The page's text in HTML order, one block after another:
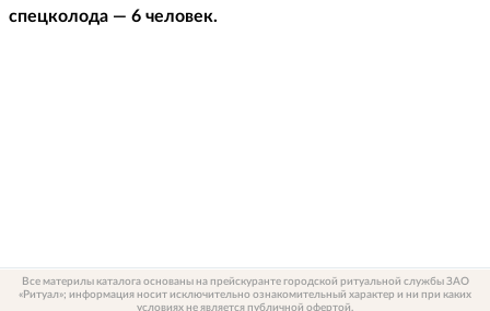
спецколода — 6 человек.
Все материлы каталога основаны на прейскуранте городской ритуальной службы ЗАО
«Ритуал»; информация носит исключительно ознакомительный характер и ни при каких
условиях не является публичной офертой.